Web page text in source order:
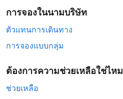
การจองในนามบริษัท
ตัวแทนการเดินทาง
การจองแบบกลุ่ม
ต้องการความช่วยเหลือใช่ไหม
ช่วยเหลือ